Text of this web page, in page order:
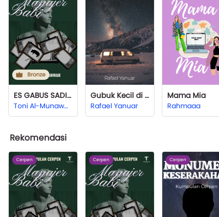
Bronze
ES GABUS SADIKIN
Toni Al-Munawwar
Gubuk Kecil di Kota Kuning
Rafael Yanuar
Mama Mia
Rahmaaa
Rekomendasi
Cerpen Cerpen Cerpen